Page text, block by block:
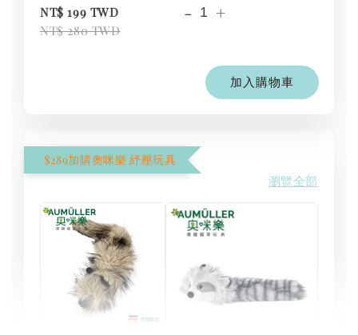
NT$ 199 TWD
NT$ 280 TWD
- +
加入購物車
$289加購奧咪樂 紓壓玩具
瀏覽全部